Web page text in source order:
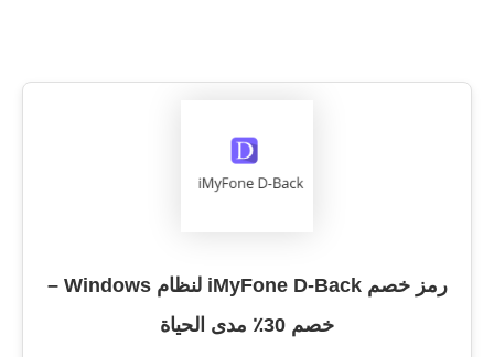
رمز خصم iMyFone D-Back لنظام Windows –
خصم 30٪ مدى الحياة